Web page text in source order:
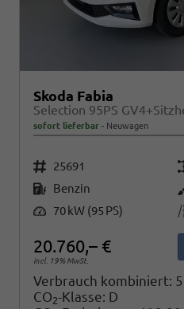
Skoda Fabia
sofort lieferbar Neuwagen
Fahrzeugnr. 25691
Kraftstoff Benzin
Leistung 70 kW (95 PS)
20.760,– €
incl. 19% MwSt.
Verbrauch kombiniert:
CO2-Klasse: D